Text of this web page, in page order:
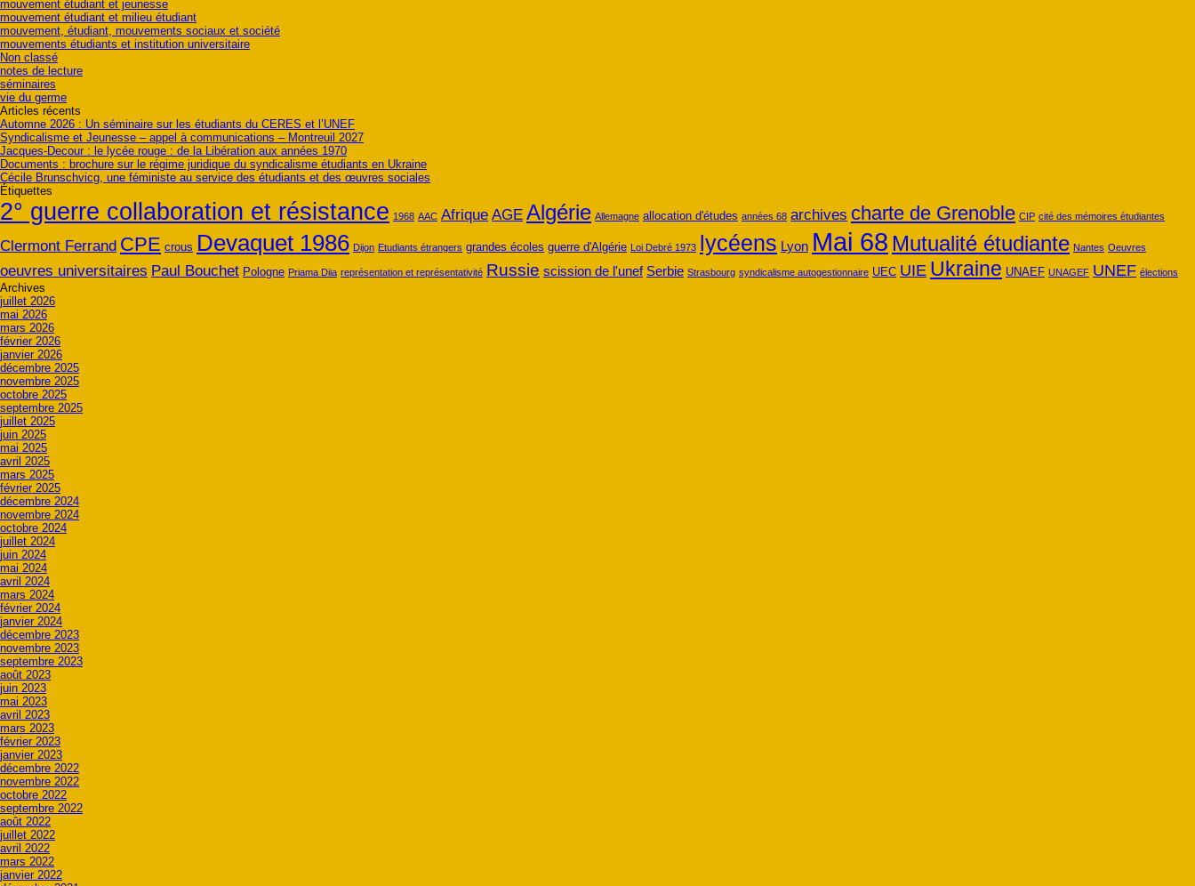
mouvement étudiant et jeunesse
mouvement étudiant et milieu étudiant
mouvement, étudiant, mouvements sociaux et société
mouvements étudiants et institution universitaire
Non classé
notes de lecture
séminaires
vie du germe
Articles récents
Automne 2026 : Un séminaire sur les étudiants du CERES et l’UNEF
Syndicalisme et Jeunesse – appel à communications – Montreuil 2027
Jacques-Decour : le lycée rouge : de la Libération aux années 1970
Documents : brochure sur le régime juridique du syndicalisme étudiants en Ukraine
Cécile Brunschvicg, une féministe au service des étudiants et des œuvres sociales
Étiquettes
2° guerre collaboration et résistance 1968 AAC Afrique AGE Algérie Allemagne allocation d'études années 68 archives charte de Grenoble CIP cité des mémoires étudiantes
Clermont Ferrand CPE crous Devaquet 1986 Dijon Etudiants étrangers grandes écoles guerre d'Algérie Loi Debré 1973 lycéens Lyon Mai 68 Mutualité étudiante Nantes Oeuvres
oeuvres universitaires Paul Bouchet Pologne Priama Diia représentation et représentativité Russie scission de l'unef Serbie Strasbourg syndicalisme autogestionnaire UEC UIE Ukraine UNAEF UNAGEF UNEF élections
Archives
juillet 2026
mai 2026
mars 2026
février 2026
janvier 2026
décembre 2025
novembre 2025
octobre 2025
septembre 2025
juillet 2025
juin 2025
mai 2025
avril 2025
mars 2025
février 2025
décembre 2024
novembre 2024
octobre 2024
juillet 2024
juin 2024
mai 2024
avril 2024
mars 2024
février 2024
janvier 2024
décembre 2023
novembre 2023
septembre 2023
août 2023
juin 2023
mai 2023
avril 2023
mars 2023
février 2023
janvier 2023
décembre 2022
novembre 2022
octobre 2022
septembre 2022
août 2022
juillet 2022
avril 2022
mars 2022
janvier 2022